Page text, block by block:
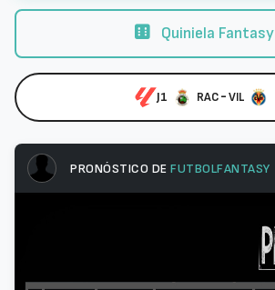
Quiniela Fantasy
J1 RAC-VIL
PRONÓSTICO DE FUTBOLFANTASY